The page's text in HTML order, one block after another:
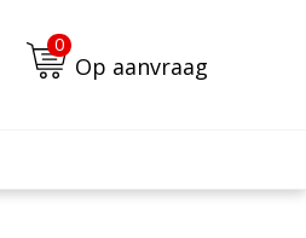
0
Op aanvraag